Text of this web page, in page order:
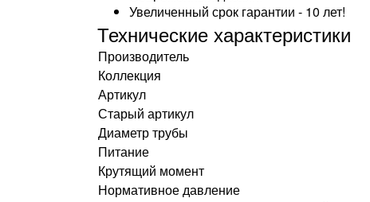
Увеличенный срок гарантии - 10 лет!
Технические характеристики
Производитель
Коллекция
Артикул
Старый артикул
Диаметр трубы
Питание
Крутящий момент
Нормативное давление